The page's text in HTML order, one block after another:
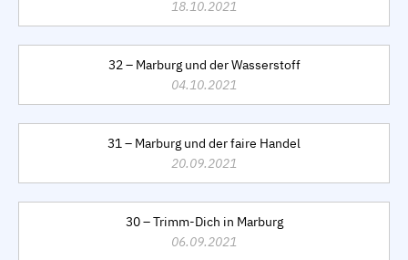
18.10.2021
32 – Marburg und der Wasserstoff
04.10.2021
31 – Marburg und der faire Handel
20.09.2021
30 – Trimm-Dich in Marburg
06.09.2021